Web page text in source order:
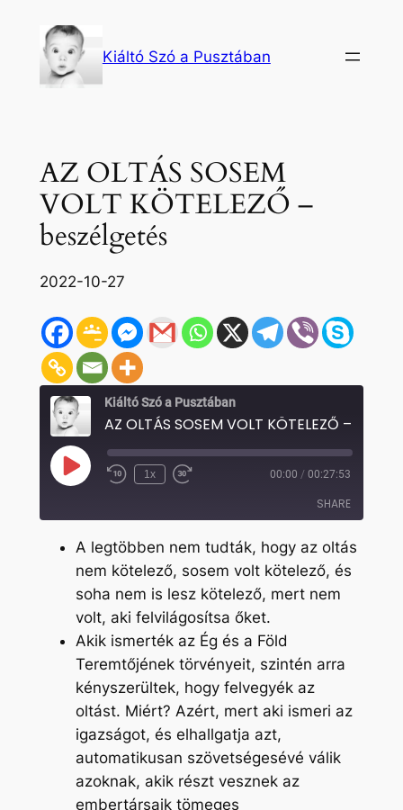
tartalomhoz
Kiáltó Szó a Pusztában
AZ OLTÁS SOSEM
VOLT KÖTELEZŐ –
beszélgetés
2022-10-27
Kiáltó Szó a Pusztában
Play
Episode Rewind
1x
Fast
seconds
00:00 / 00:27:53
SHARE
SHARE
LINK
EMBED
A legtöbben nem tudták, hogy az oltás
nem kötelező, sosem volt kötelező, és
soha nem is lesz kötelező, mert nem
volt, aki felvilágosítsa őket.
Akik ismerték az Ég és a Föld
Teremtőjének törvényeit, szintén arra
kényszerültek, hogy felvegyék az
oltást. Miért? Azért, mert aki ismeri az
igazságot, és elhallgatja azt,
automatikusan szövetségesévé válik
azoknak, akik részt vesznek az
embertársaik tömeges